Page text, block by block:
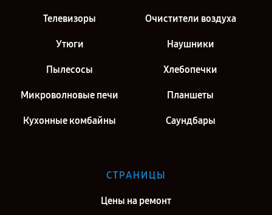
Телевизоры Очистители воздуха
Утюги Наушники
Пылесосы Хлебопечки
Микроволновые печи Планшеты
Кухонные комбайны Саундбары
СТРАНИЦЫ
Цены на ремонт